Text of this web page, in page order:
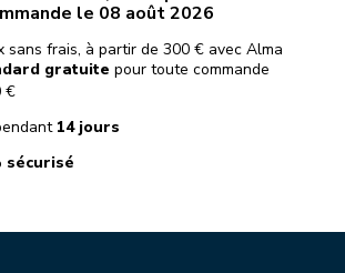
le 08 août 2026
sans frais, à partir de 300 € avec Alma
gratuite pour toute commande
€
14 jours
sécurisé